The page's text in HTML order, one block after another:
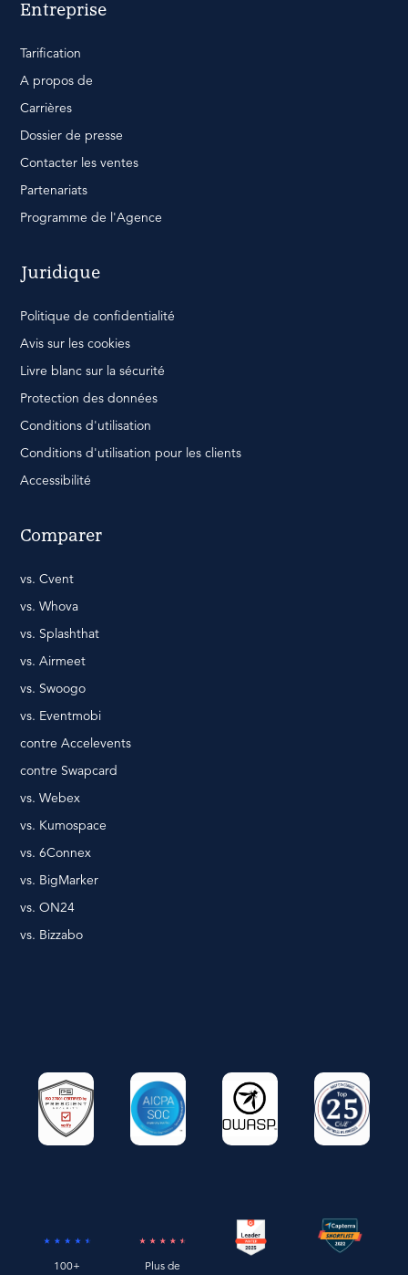
Entreprise
Tarification
A propos de
Carrières
Dossier de presse
Contacter les ventes
Partenariats
Programme de l'Agence
Juridique
Politique de confidentialité
Avis sur les cookies
Livre blanc sur la sécurité
Protection des données
Conditions d'utilisation
Conditions d'utilisation pour les clients
Accessibilité
Comparer
vs. Cvent
vs. Whova
vs. Splashthat
vs. Airmeet
vs. Swoogo
vs. Eventmobi
contre Accelevents
contre Swapcard
vs. Webex
vs. Kumospace
vs. 6Connex
vs. BigMarker
vs. ON24
vs. Bizzabo
100+
Plus de